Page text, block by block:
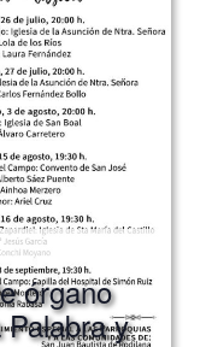
Palabra y